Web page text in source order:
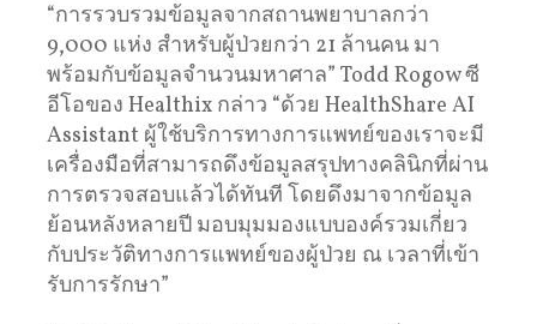
“การรวบรวมข้อมูลจากสถานพยาบาลกว่า
9,000 แห่ง สำหรับผู้ป่วยกว่า 21 ล้านคน มา
พร้อมกับข้อมูลจำนวนมหาศาล” Todd Rogow ซี
อีโอของ Healthix กล่าว “ด้วย HealthShare AI
Assistant ผู้ใช้บริการทางการแพทย์ของเราจะมี
เครื่องมือที่สามารถดึงข้อมูลสรุปทางคลินิกที่ผ่าน
การตรวจสอบแล้วได้ทันที โดยดึงมาจากข้อมูล
ย้อนหลังหลายปี มอบมุมมองแบบองค์รวมเกี่ยว
กับประวัติทางการแพทย์ของผู้ป่วย ณ เวลาที่เข้า
รับการรักษา”